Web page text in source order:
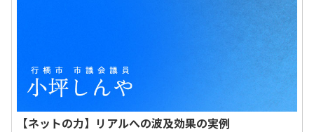
【ネットの力】リアルへの波及効果の実例